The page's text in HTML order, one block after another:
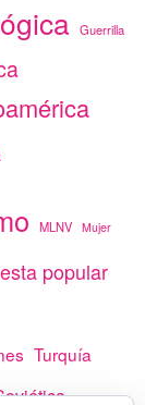
Guerrilla
MLNV Mujer
popular
Turquía